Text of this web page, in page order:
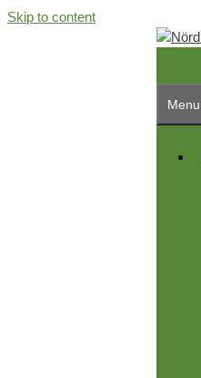
Skip to content
Menu